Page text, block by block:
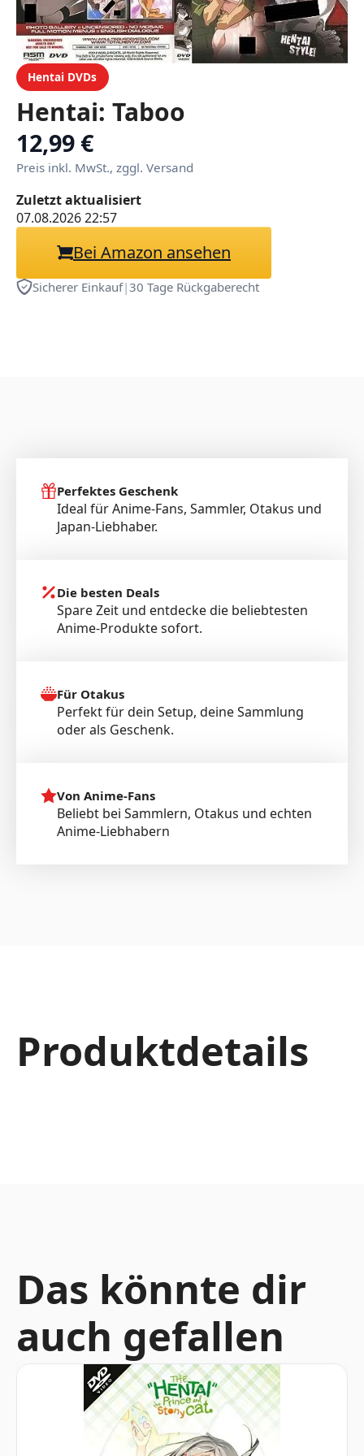
Hentai DVDs
Hentai: Taboo
12,99 €
Preis inkl. MwSt., zggl. Versand
Zuletzt aktualisiert
07.08.2026 22:57
Bei Amazon ansehen
Sicherer Einkauf|30 Tage Rückgaberecht
Perfektes Geschenk
Ideal für Anime-Fans, Sammler, Otakus und
Japan-Liebhaber.
Die besten Deals
Spare Zeit und entdecke die beliebtesten
Anime-Produkte sofort.
Für Otakus
Perfekt für dein Setup, deine Sammlung
oder als Geschenk.
Von Anime-Fans
Beliebt bei Sammlern, Otakus und echten
Anime-Liebhabern
Produktdetails
Das könnte dir
auch gefallen